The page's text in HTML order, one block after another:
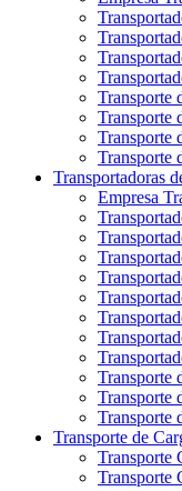
Transporte
Transporte
Transporte
Transporte
Transportadoras
Empresa
Transporte
Transporte
Transporte
Transporte de
Transporte
Transporte